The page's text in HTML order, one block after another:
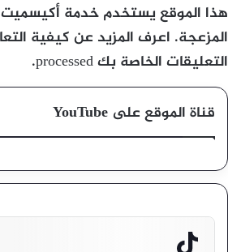
هذا الموقع يستخدم خدمة أكيسميت
المزعجة. اعرف المزيد عن كيفية
التعليقات الخاصة بك processed
.
قناة الموقع على YouTube